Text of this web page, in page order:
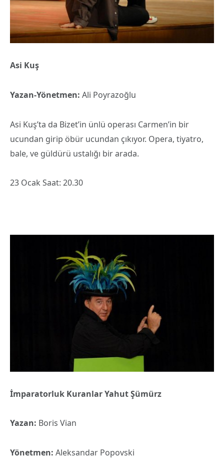
Asi Kuş
Yazan-Yönetmen: Ali Poyrazoğlu
Asi Kuş’ta da Bizet’in ünlü operası Carmen’in bir
ucundan girip öbür ucundan çıkıyor. Opera, tiyatro,
bale, ve güldürü ustalığı bir arada.
23 Ocak Saat: 20.30
İmparatorluk Kuranlar Yahut Şümürz
Yazan: Boris Vian
Yönetmen: Aleksandar Popovski